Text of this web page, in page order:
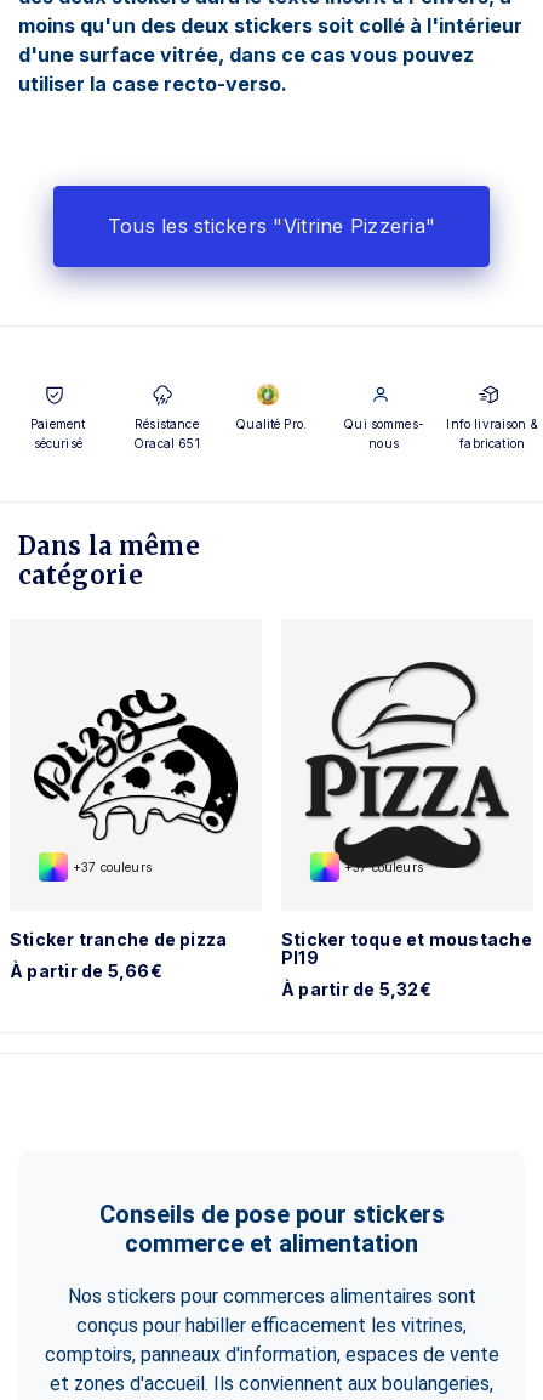
moins qu'un des deux stickers soit collé à l'intérieur
d'une surface vitrée, dans ce cas vous pouvez
utiliser la case recto-verso.
Tous les stickers "Vitrine Pizzeria"
Paiement
sécurisé
Résistance
Oracal 651
Qualité Pro.
Qui sommes-
nous
Info livraison &
fabrication
Dans la même
catégorie
+37 couleurs
Sticker tranche de pizza
À partir de 5,66€
+37 couleurs
Sticker toque et moustache
PI19
À partir de 5,32€
Conseils de pose pour stickers
commerce et alimentation
Nos stickers pour commerces alimentaires sont
conçus pour habiller efficacement les vitrines,
comptoirs, panneaux d'information, espaces de vente
et zones d'accueil. Ils conviennent aux boulangeries,